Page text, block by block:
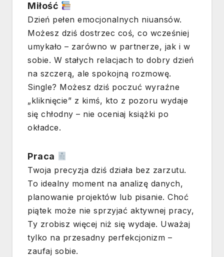
Miłość
Dzień pełen emocjonalnych niuansów.
Możesz dziś dostrzec coś, co wcześniej
umykało – zarówno w partnerze, jak i w
sobie. W stałych relacjach to dobry dzień
na szczerą, ale spokojną rozmowę.
Single? Możesz dziś poczuć wyraźne
„kliknięcie” z kimś, kto z pozoru wydaje
się chłodny – nie oceniaj książki po
okładce.
Praca
Twoja precyzja dziś działa bez zarzutu.
To idealny moment na analizę danych,
planowanie projektów lub pisanie. Choć
piątek może nie sprzyjać aktywnej pracy,
Ty zrobisz więcej niż się wydaje. Uważaj
tylko na przesadny perfekcjonizm –
zaufaj sobie.